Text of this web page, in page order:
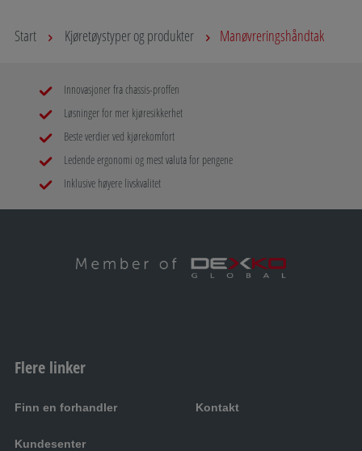
Start Kjøretøystyper og produkter Manøvreringshåndtak
Innovasjoner fra chassis-proffen
Løsninger for mer kjøresikkerhet
Beste verdier ved kjørekomfort
Ledende ergonomi og mest valuta for pengene
Inklusive høyere livskvalitet
Flere linker
Finn en forhandler Kontakt
Kundesenter